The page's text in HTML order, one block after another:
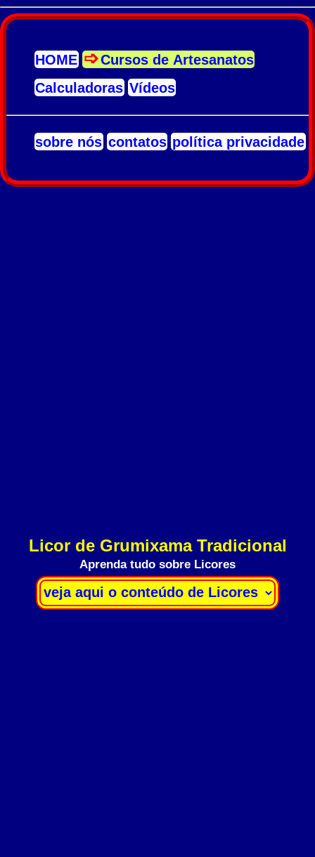
HOME
Cursos de Artesanatos
Calculadoras Vídeos
sobre nós contatos política privacidade
Licor de Grumixama Tradicional
Aprenda tudo sobre Licores